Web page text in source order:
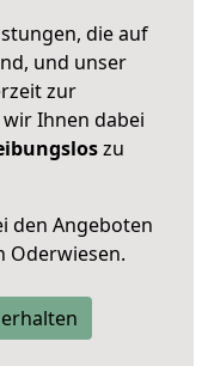
die auf
und unser
zur
Ihnen dabei
zu
den Angeboten
Oderwiesen.